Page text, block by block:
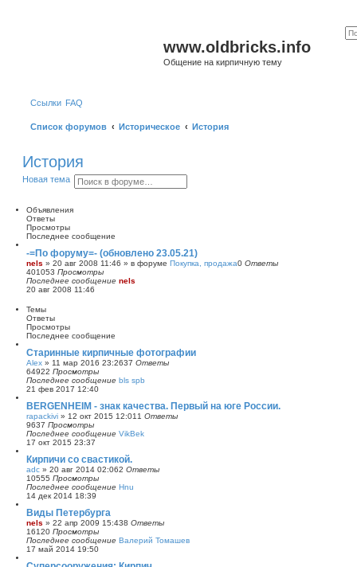
www.oldbricks.info
Общение на кирпичную тему
Ссылки FAQ
Список форумов Историческое История
История
Новая тема П
о
Р
а
е
н
ы
й
п
о
Объявления
Ответы
Просмотры
Последнее сообщение
-=По форуму=- (обновлено 23.05.21)
nels » 20 авг 2008 11:46 » в форуме Покупка, продажа0 Ответы
401053 Просмотры
Последнее сообщение nels
20 авг 2008 11:46
Темы
Ответы
Просмотры
Последнее сообщение
Старинные кирпичные фотографии
Alex » 11 мар 2016 23:2637 Ответы
64922 Просмотры
Последнее сообщение bls spb
21 фев 2017 12:40
BERGENHEIM - знак качества. Первый на юге России.
rapackivi » 12 окт 2015 12:01 1 Ответы
9637 Просмотры
Последнее сообщение VikBek
17 окт 2015 23:37
Кирпичи со свастикой.
adc » 20 авг 2014 02:062 Ответы
10555 Просмотры
Последнее сообщение Hnu
14 дек 2014 18:39
Виды Петербурга
nels » 22 апр 2009 15:438 Ответы
16120 Просмотры
Последнее сообщение Валерий Томашев
17 май 2014 19:50